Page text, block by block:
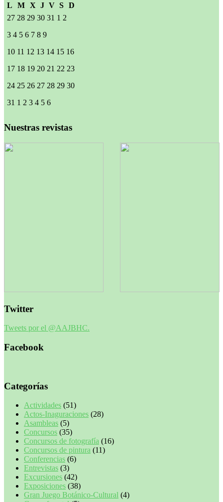
L
M X J V S D
27 28 29 30 31 1 2
3 4 5 6 7 8 9
10 11 12 13 14 15 16
17 18 19 20 21 22 23
24 25 26 27 28 29 30
31 1 2 3 4 5 6
Nuestras revistas
Twitter
Tweets por el @AAJBHC.
Facebook
Categorías
Actividades (51)
Actos-Inaguraciones (28)
Asambleas (5)
Concursos (35)
Concursos de fotografía (16)
Concursos de pintura (11)
Conferencias (6)
Entrevistas (3)
Excursiones (42)
Exposiciones (38)
Gran Juego Botánico-Cultural (4)